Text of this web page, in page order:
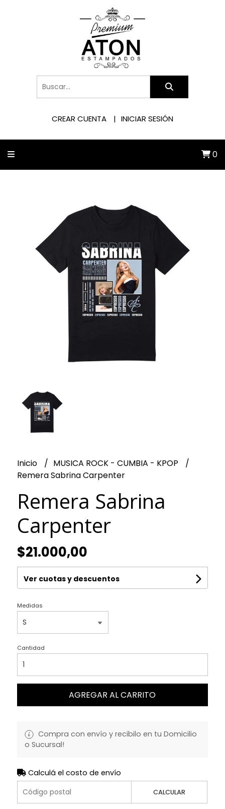
CREAR CUENTA INICIAR SESIÓN
0
Inicio
MUSICA ROCK - CUMBIA - KPOP
Remera Sabrina Carpenter
Remera Sabrina
Carpenter
$21.000,00
Ver cuotas y descuentos
Medidas
Cantidad
AGREGAR AL CARRITO
Compra con envío y recibilo en tu Domicilio
o Sucursal!
Calculá el costo de envío
CALCULAR